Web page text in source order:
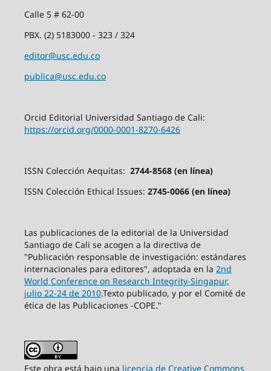
Calle 5 # 62-00
PBX. (2) 5183000 - 323 / 324
editor@usc.edu.co
publica@usc.edu.co
Orcid Editorial Universidad Santiago de Cali:
https://orcid.org/0000-0001-8270-6426
ISSN Colección Aequitas: 2744-8568 (en línea)
ISSN Colección Ethical Issues: 2745-0066 (en línea)
Las publicaciones de la editorial de la Universidad
Santiago de Cali se acogen a la directiva de
"Publicación responsable de investigación: estándares
internacionales para editores", adoptada en la 2nd
World Conference on Research Integrity-Singapur,
julio 22-24 de 2010.Texto publicado, y por el Comité de
ética de las Publicaciones -COPE."
Este obra está bajo una licencia de Creative Commons